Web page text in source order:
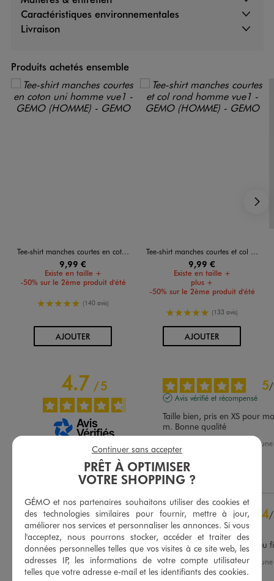
Caractéristiques environnementales
Livraison
Produits achetés ensemble
Tee-shirt manches courtes en coton uni homme
9,99 €
Existe en taille +
-50% sur le 2ème produit d'été
5/5 de moyenne
(140 avis)
AJOUTERAU PANIER
Tee-shirt manches courtes et col rond homme
9,99 €
Existe en taille +
plus +
-50% sur le 2ème produit d'été
5/5 de moyenne
(133 avis)
AJOUTERAU PANIER
4.7/5
avis soumis à un
Voir tous les avis sur ce site
4étoiles
15
3étoiles
0
2étoiles
0
étoile
Trier les avis
5/
Avis vérifié et récompensé
Taille bien, pris en XS pour
m. Bonne qualité
, suite à
30/06/2026
Utile(0)
4/
Avis vérifié et récompensé
Bien ajuste peut être un peu
Avis du13/07/2026 , suite à
30/06/2026 parPatricia B.
PRÊT À OPTIMISER
VOTRE SHOPPING ?
GÉMO et nos partenaires souhaitons utiliser des cookies et
des technologies similaires pour fournir, mettre à jour,
améliorer nos services et personnaliser les annonces. Si vous
l'acceptez, nous pourrons stocker, accéder et traiter des
données personnelles telles que vos visites à ce site web, les
adresses IP, les informations de votre compte utilisateur
telles que votre adresse e-mail et les identifiants des cookies.
Continuer sans accepter